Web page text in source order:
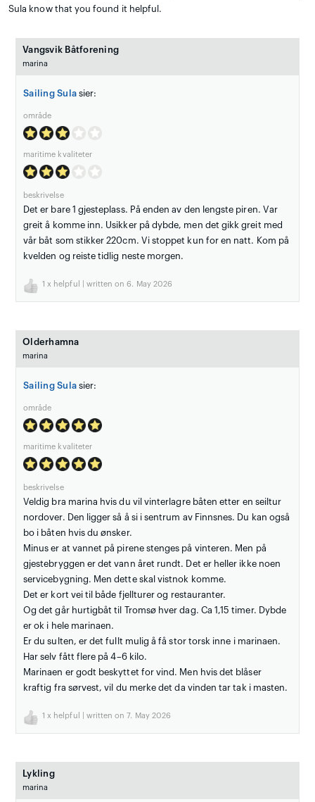
Sula know that you found it helpful.
Vangsvik Båtforening
marina
Sailing Sula sier:
område
maritime kvaliteter
beskrivelse
Det er bare 1 gjesteplass. På enden av den lengste piren. Var
greit å komme inn. Usikker på dybde, men det gikk greit med
vår båt som stikker 220cm. Vi stoppet kun for en natt. Kom på
kvelden og reiste tidlig neste morgen.
1 x helpful | written on 6. May 2026
Olderhamna
marina
Sailing Sula sier:
område
maritime kvaliteter
beskrivelse
Veldig bra marina hvis du vil vinterlagre båten etter en seiltur
nordover. Den ligger så å si i sentrum av Finnsnes. Du kan også
bo i båten hvis du ønsker.
Minus er at vannet på pirene stenges på vinteren. Men på
gjestebryggen er det vann året rundt. Det er heller ikke noen
servicebygning. Men dette skal vistnok komme.
Det er kort vei til både fjellturer og restauranter.
Og det går hurtigbåt til Tromsø hver dag. Ca 1,15 timer. Dybde
er ok i hele marinaen.
Er du sulten, er det fullt mulig å få stor torsk inne i marinaen.
Har selv fått flere på 4–6 kilo.
Marinaen er godt beskyttet for vind. Men hvis det blåser
kraftig fra sørvest, vil du merke det da vinden tar tak i masten.
1 x helpful | written on 7. May 2026
Lykling
marina